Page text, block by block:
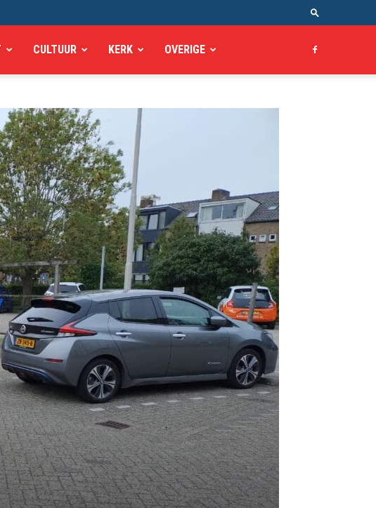
CULTUUR KERK OVERIGE